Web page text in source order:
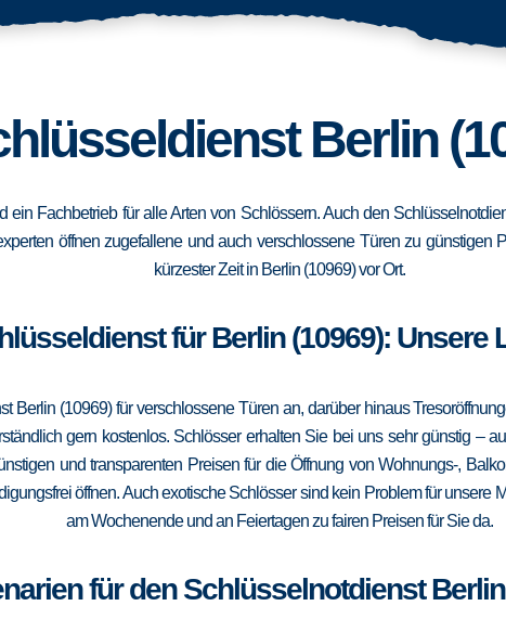
Berlin
ein Fachbetrieb für alle Arten von Schlössern. Auch den
öffnen zugefallene und auch verschlossene Türen zu günstigen
kürzester Zeit in Berlin (10969) vor Ort.
für Berlin (10969): Unsere
Berlin (10969) für verschlossene Türen an, darüber hinaus
gern kostenlos. Schlösser erhalten Sie bei uns sehr günstig –
und transparenten Preisen für die Öffnung von Wohnungs-,
öffnen. Auch exotische Schlösser sind kein Problem für unsere
am Wochenende und an Feiertagen zu fairen Preisen für Sie da.
für den Schlüsselnotdienst